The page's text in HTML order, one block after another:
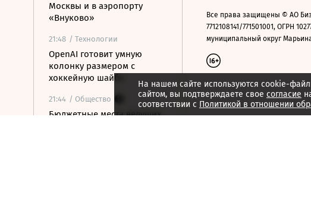
Москвы и в аэропорту
«Внуково»
21:48 / Технологии
OpenAI готовит умную
колонку размером с
хоккейную шайбу
21:44 / Общество
Бюджетные места ведущих
На нашем сайте используются cookie-
сайтом, вы подтверждаете свое согласие
соответствии с Политикой в отношении
Все права защищены © АО
7712108141/771501001, ОГРН
муниципальный округ